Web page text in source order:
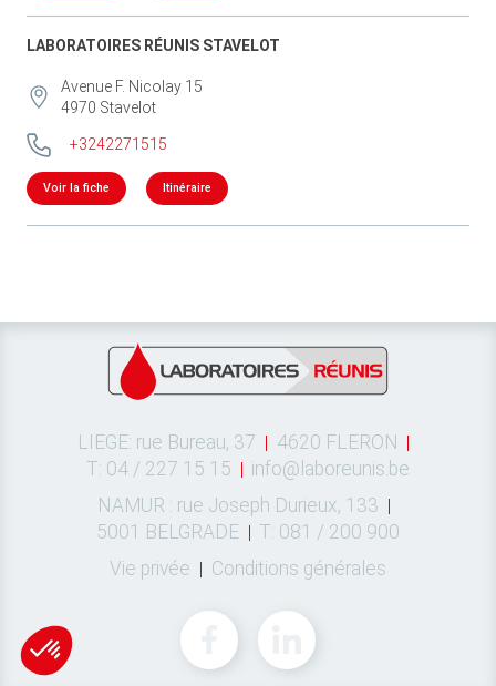
LABORATOIRES RÉUNIS STAVELOT
Avenue F. Nicolay 15
4970 Stavelot
+3242271515
Voir la fiche Itinéraire
LIEGE: rue Bureau, 37
4620 FLERON
T: 04 / 227 15 15
info@laboreunis.be
NAMUR : rue Joseph Durieux, 133
5001 BELGRADE
T: 081 / 200 900
Vie privée
Conditions générales